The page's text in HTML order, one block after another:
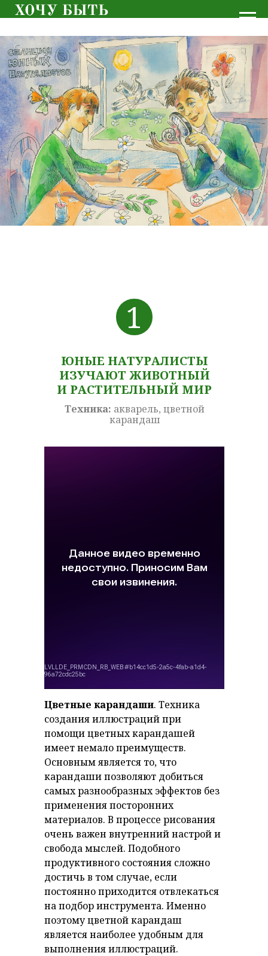
Цветные карандаши. Техника
создания иллюстраций при
помощи цветных карандашей
имеет немало преимуществ.
Основным является то, что
карандаши позволяют добиться
самых разнообразных эффектов без
применения посторонних
материалов. В процессе рисования
очень важен внутренний настрой и
свобода мыслей. Подобного
продуктивного состояния сложно
достичь в том случае, если
постоянно приходится отвлекаться
на подбор инструмента. Именно
поэтому цветной карандаш
является наиболее удобным для
выполнения иллюстраций.
Техника: акварель, цветной
карандаш
ЮНЫЕ НАТУРАЛИСТЫ
ИЗУЧАЮТ ЖИВОТНЫЙ
И РАСТИТЕЛЬНЫЙ МИР
1